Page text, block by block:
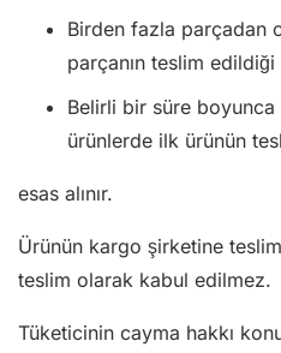
Birden fazla parçadan
parçanın teslim edildiği
Belirli bir süre
ürünlerde ilk ürünün
esas alınır.
Ürünün kargo şirketine
teslim olarak kabul edilmez.
Tüketicinin cayma hakkı